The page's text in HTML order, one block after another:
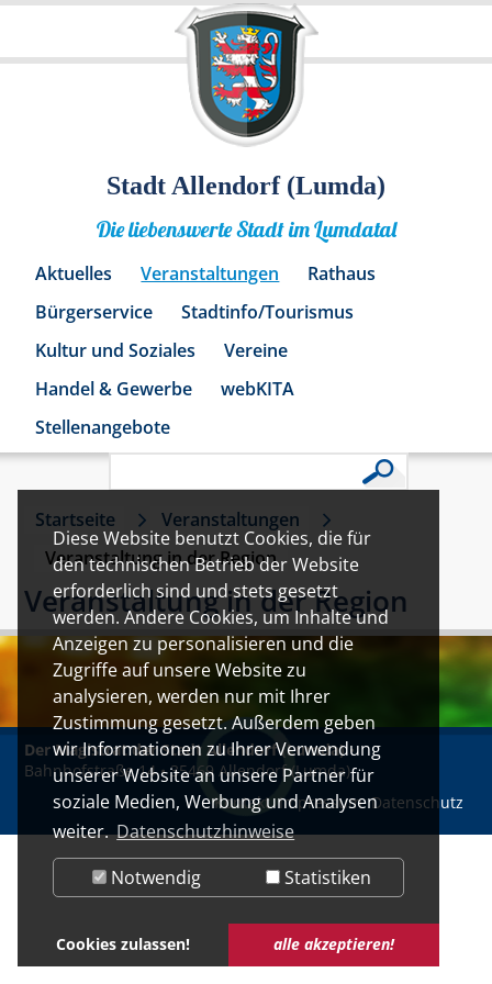
Diese Website benutzt Cookies, die für
den technischen Betrieb der Website
erforderlich sind und stets gesetzt
werden. Andere Cookies, um Inhalte und
Anzeigen zu personalisieren und die
Zugriffe auf unsere Website zu
analysieren, werden nur mit Ihrer
Zustimmung gesetzt. Außerdem geben
wir Informationen zu Ihrer Verwendung
unserer Website an unsere Partner für
soziale Medien, Werbung und Analysen
weiter.Datenschutzhinweise
Notwendig
Statistiken
Cookies zulassen! alle akzeptieren!
Stadt Allendorf (Lumda)
Die liebenswerte Stadt im Lumdatal
Aktuelles Veranstaltungen
Rathaus
Bürgerservice
Stadtinfo/Tourismus
Kultur und Soziales
Vereine
Handel & Gewerbe
webKITA
Stellenangebote
Startseite
Veranstaltungen
Veranstaltung in der Region
Veranstaltung in der Region
Der Magistrat der Stadt Allendorf (Lumda)•
Bahnhofstraße 14 • 35469 Allendorf (Lumda)
Kontakt Impressum Datenschutz